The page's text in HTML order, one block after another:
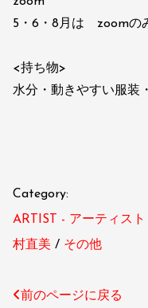
5・6・8月は zoomの
<持ち物>
水分・動きやすい服装
Category:
ARTIST - アーティスト
村直美
その他
前のページに戻る